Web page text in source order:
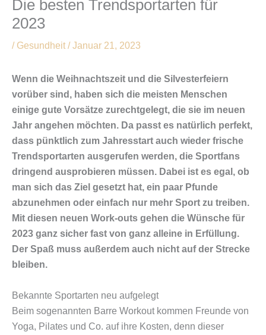
Die besten Trendsportarten für
2023
/ Gesundheit /Januar 21, 2023
Wenn die Weihnachtszeit und die Silvesterfeiern
vorüber sind, haben sich die meisten Menschen
einige gute Vorsätze zurechtgelegt, die sie im neuen
Jahr angehen möchten. Da passt es natürlich perfekt,
dass pünktlich zum Jahresstart auch wieder frische
Trendsportarten ausgerufen werden, die Sportfans
dringend ausprobieren müssen. Dabei ist es egal, ob
man sich das Ziel gesetzt hat, ein paar Pfunde
abzunehmen oder einfach nur mehr Sport zu treiben.
Mit diesen neuen Work-outs gehen die Wünsche für
2023 ganz sicher fast von ganz alleine in Erfüllung.
Der Spaß muss außerdem auch nicht auf der Strecke
bleiben.
Bekannte Sportarten neu aufgelegt
Beim sogenannten Barre Workout kommen Freunde von
Yoga, Pilates und Co. auf ihre Kosten, denn dieser